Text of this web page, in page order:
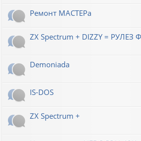
Ремонт МАСТЕРа
ZX Spectrum + DIZZY = РУЛЕЗ
Demoniada
IS-DOS
ZX Spectrum +